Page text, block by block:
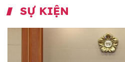
SỰ KIỆN